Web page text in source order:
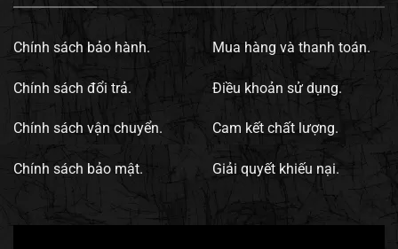
Chính sách bảo hành.
Chính sách đổi trả.
Chính sách vận chuyển.
Chính sách bảo mật.
Mua hàng và thanh toán.
Điều khoản sử dụng.
Cam kết chất lượng.
Giải quyết khiếu nại.